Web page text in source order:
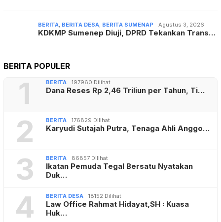
BERITA, BERITA DESA, BERITA SUMENAP Agustus 3, 2026
KDKMP Sumenep Diuji, DPRD Tekankan Trans…
BERITA POPULER
1 BERITA 197960 Dilihat
Dana Reses Rp 2,46 Triliun per Tahun, Ti…
2 BERITA 176829 Dilihat
Karyudi Sutajah Putra, Tenaga Ahli Anggo…
3 BERITA 86857 Dilihat
Ikatan Pemuda Tegal Bersatu Nyatakan
Duk…
4 BERITA DESA 18152 Dilihat
Law Office Rahmat Hidayat,SH : Kuasa
Huk…